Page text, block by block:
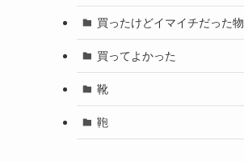
買ったけどイマイチだった物
買ってよかった
靴
鞄